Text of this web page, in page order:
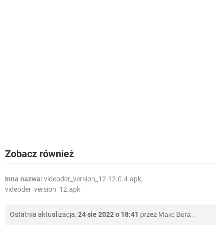
Zobacz również
Inna nazwa: videoder_version_12-12.0.4.apk,
videoder_version_12.apk
Ostatnia aktualizacja:24 sie 2022 o 18:41 przez Макс Вега .